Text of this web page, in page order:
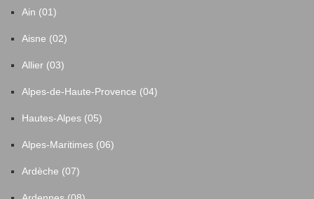
Ain (01)
Aisne (02)
Allier (03)
Alpes-de-Haute-Provence (04)
Hautes-Alpes (05)
Alpes-Maritimes (06)
Ardèche (07)